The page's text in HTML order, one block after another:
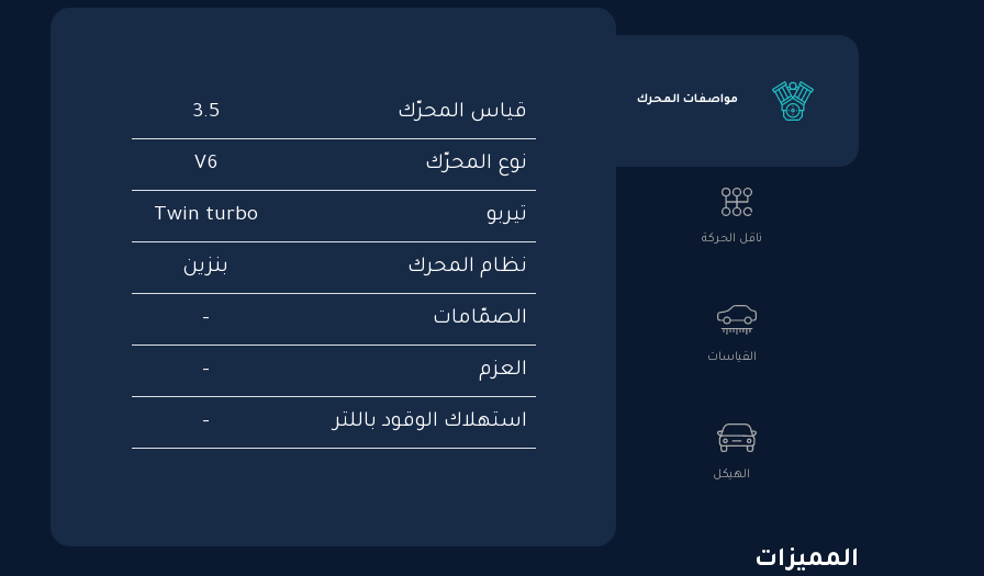
مواصفات المحرك
ناقل الحركة
القياسات
الهيكل
قياس المحرّك 3.5
نوع المحرّك V6
تيربو Twin turbo
نظام المحرك بنزين
الصمّامات -
العزم -
استهلاك الوقود باللتر -
المميزات